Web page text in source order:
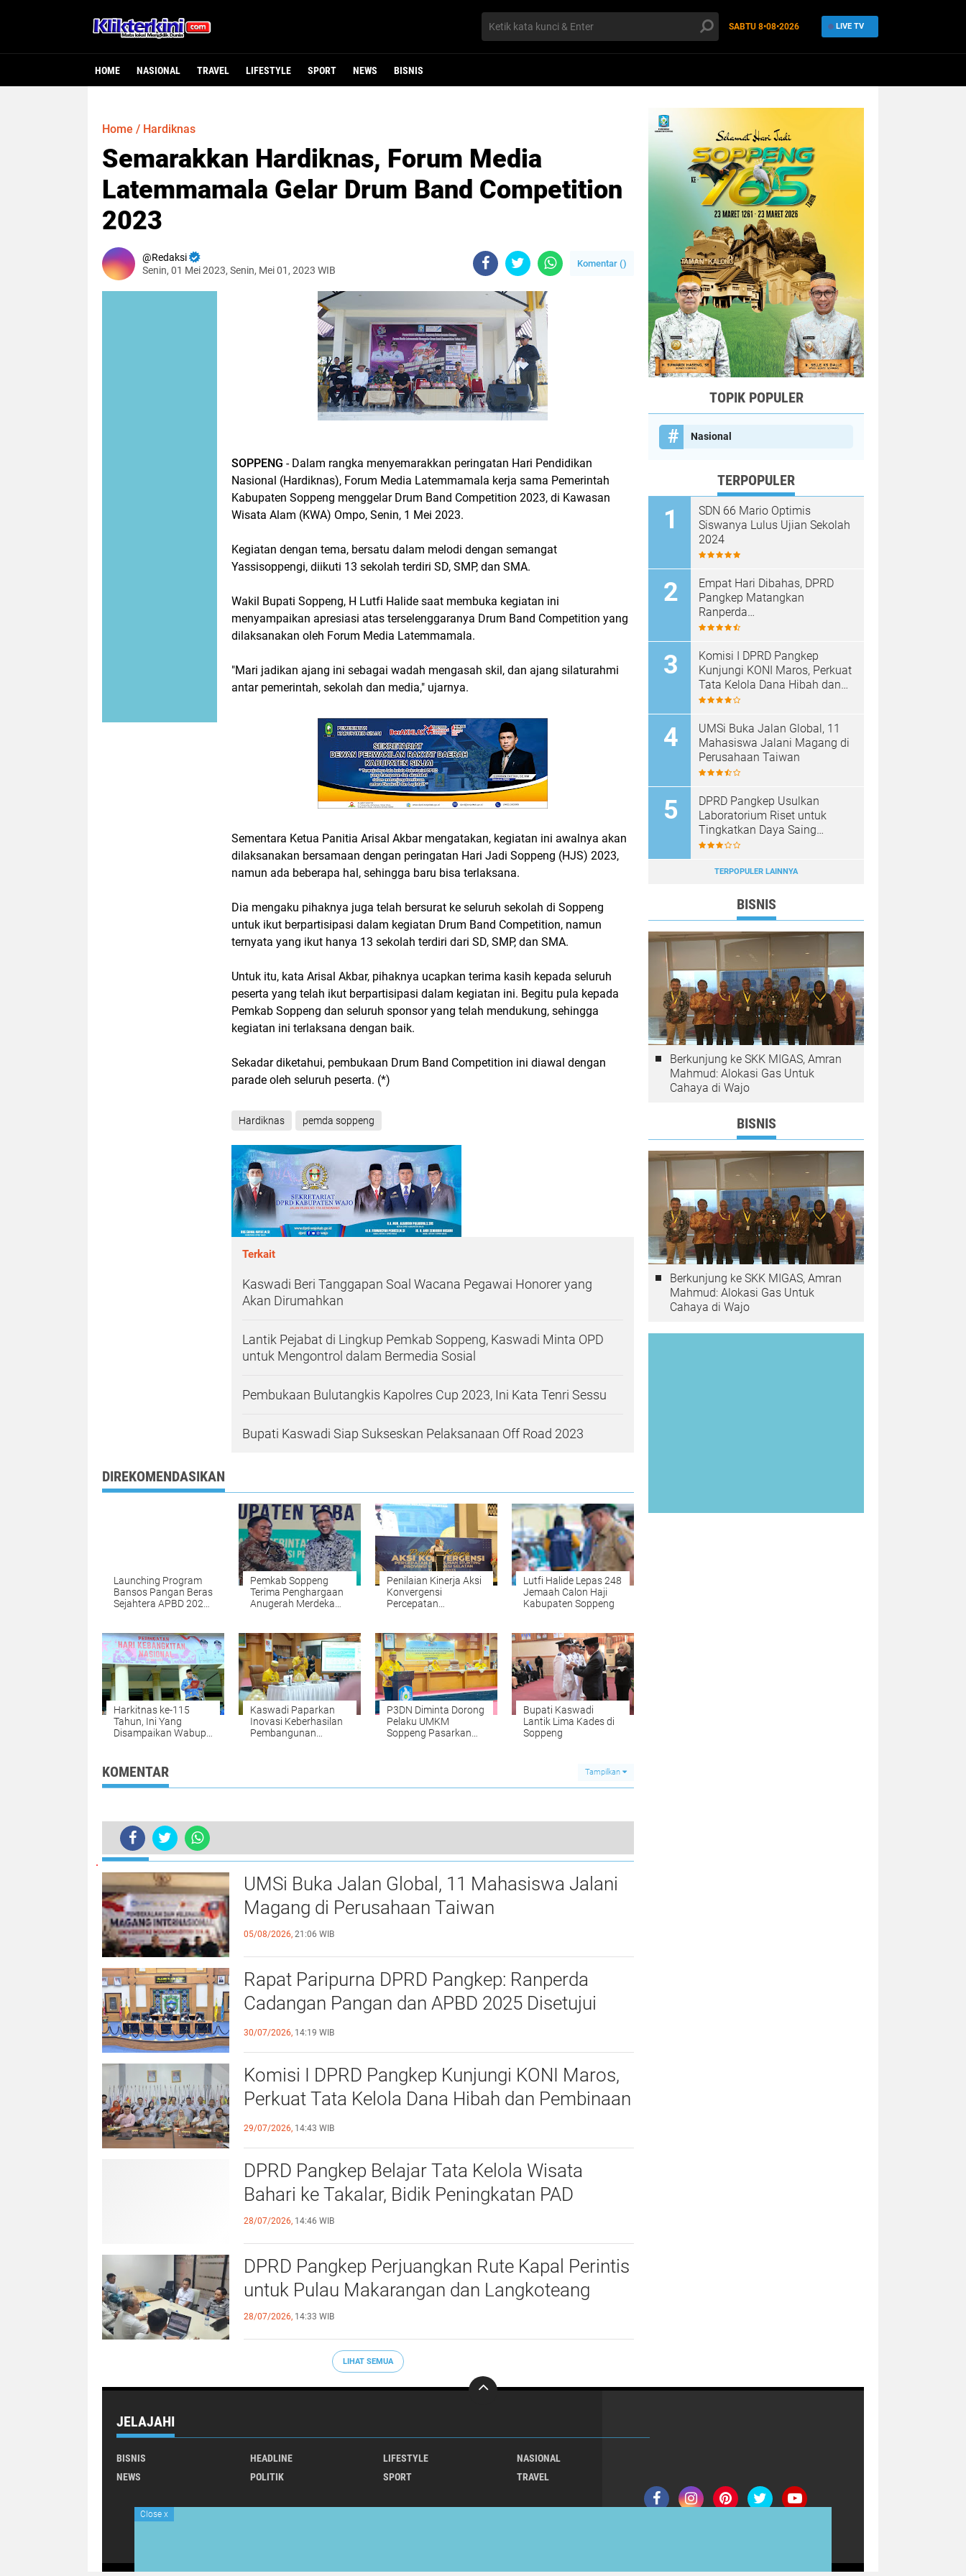
SABTU 8•08•2026 LIVE TV
HOME NASIONAL TRAVEL LIFESTYLE SPORT NEWS BISNIS
Home / Hardiknas
Semarakkan Hardiknas, Forum Media
Latemmamala Gelar Drum Band Competition
2023
Redaksi
Senin, 01 Mei 2023, Senin, Mei 01, 2023 WIB
Komentar ()
SOPPENG - Dalam rangka menyemarakkan peringatan Hari Pendidikan
Nasional (Hardiknas), Forum Media Latemmamala kerja sama Pemerintah
Kabupaten Soppeng menggelar Drum Band Competition 2023, di Kawasan
Wisata Alam (KWA) Ompo, Senin, 1 Mei 2023.
Kegiatan dengan tema, bersatu dalam melodi dengan semangat
Yassisoppengi, diikuti 13 sekolah terdiri SD, SMP, dan SMA.
Wakil Bupati Soppeng, H Lutfi Halide saat membuka kegiatan ini
menyampaikan apresiasi atas terselenggaranya Drum Band Competition yang
dilaksanakan oleh Forum Media Latemmamala.
"Mari jadikan ajang ini sebagai wadah mengasah skil, dan ajang silaturahmi
antar pemerintah, sekolah dan media," ujarnya.
Sementara Ketua Panitia Arisal Akbar mengatakan, kegiatan ini awalnya akan
dilaksanakan bersamaan dengan peringatan Hari Jadi Soppeng (HJS) 2023,
namun ada beberapa hal, sehingga baru bisa terlaksana.
Dia mengaku pihaknya juga telah bersurat ke seluruh sekolah di Soppeng
untuk ikut berpartisipasi dalam kegiatan Drum Band Competition, namun
ternyata yang ikut hanya 13 sekolah terdiri dari SD, SMP, dan SMA.
Untuk itu, kata Arisal Akbar, pihaknya ucapkan terima kasih kepada seluruh
peserta yang telah ikut berpartisipasi dalam kegiatan ini. Begitu pula kepada
Pemkab Soppeng dan seluruh sponsor yang telah mendukung, sehingga
kegiatan ini terlaksana dengan baik.
Sekadar diketahui, pembukaan Drum Band Competition ini diawal dengan
parade oleh seluruh peserta. (*)
Hardiknas pemda soppeng
Terkait
Kaswadi Beri Tanggapan Soal Wacana Pegawai Honorer yang
Akan Dirumahkan
Lantik Pejabat di Lingkup Pemkab Soppeng, Kaswadi Minta OPD
untuk Mengontrol dalam Bermedia Sosial
Pembukaan Bulutangkis Kapolres Cup 2023, Ini Kata Tenri Sessu
Bupati Kaswadi Siap Sukseskan Pelaksanaan Off Road 2023
DIREKOMENDASIKAN
Launching Program
Bansos Pangan Beras
Sejahtera APBD 2023,
Pemkab Soppeng
Terima Penghargaan
Anugerah Merdeka
Penilaian Kinerja Aksi
Konvergensi
Percepatan
Capai Target
Lutfi Halide Lepas 248
Jemaah Calon Haji
Kabupaten Soppeng
Harkitnas ke-115
Tahun, Ini Yang
Disampaikan Wabup
Kaswadi Paparkan
Inovasi Keberhasilan
Pembangunan
P3DN Diminta Dorong
Pelaku UMKM
Soppeng Pasarkan
Bupati Kaswadi
Lantik Lima Kades di
Soppeng
KOMENTAR Tampilkan
Semarakkan Hardiknas, Forum Media Latemmamala Gelar Drum Band Competition 2023
TERKINI
UMSi Buka Jalan Global, 11 Mahasiswa Jalani
Magang di Perusahaan Taiwan
05/08/2026, 21:06 WIB
Rapat Paripurna DPRD Pangkep: Ranperda
Cadangan Pangan dan APBD 2025 Disetujui
dengan Sejumlah Catatan
30/07/2026, 14:19 WIB
Komisi I DPRD Pangkep Kunjungi KONI Maros,
Perkuat Tata Kelola Dana Hibah dan Pembinaan
Olahraga
29/07/2026, 14:43 WIB
DPRD Pangkep Belajar Tata Kelola Wisata
Bahari ke Takalar, Bidik Peningkatan PAD
28/07/2026, 14:46 WIB
DPRD Pangkep Perjuangkan Rute Kapal Perintis
untuk Pulau Makarangan dan Langkoteang
28/07/2026, 14:33 WIB
LIHAT SEMUA
TOPIK POPULER
Nasional
TERPOPULER
SDN 66 Mario Optimis
Siswanya Lulus Ujian Sekolah
2024
Empat Hari Dibahas, DPRD
Pangkep Matangkan
Ranperda
Pertanggungjawaban APBD
Komisi I DPRD Pangkep
Kunjungi KONI Maros, Perkuat
Tata Kelola Dana Hibah dan
Pembinaan Olahraga
UMSi Buka Jalan Global, 11
Mahasiswa Jalani Magang di
Perusahaan Taiwan
DPRD Pangkep Usulkan
Laboratorium Riset untuk
Tingkatkan Daya Saing
Produk Unggulan
TERPOPULER LAINNYA
BISNIS
Berkunjung ke SKK MIGAS, Amran
Mahmud: Alokasi Gas Untuk
Cahaya di Wajo
BISNIS
Berkunjung ke SKK MIGAS, Amran
Mahmud: Alokasi Gas Untuk
Cahaya di Wajo
JELAJAHI
BISNIS HEADLINE LIFESTYLE
NASIONAL
NEWS
POLITIK SPORT TRAVEL
Close x